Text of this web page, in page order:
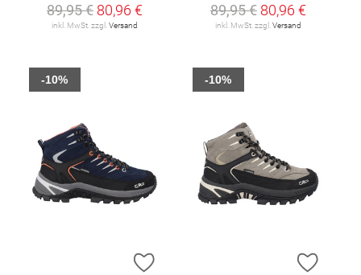
89,95 € 80,96 €
inkl. MwSt. zzgl. Versand
89,95 € 80,96 €
inkl. MwSt. zzgl. Versand
ZUR WUNSCHLISTE HINZUFÜGEN
-10%
ZUR
-10%